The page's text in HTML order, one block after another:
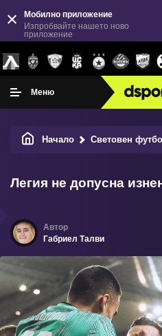
Мобилно приложение
Изпробвайте нашето ново
приложение
Меню
Начало Световен
Легия не допусна
Габриел Талви